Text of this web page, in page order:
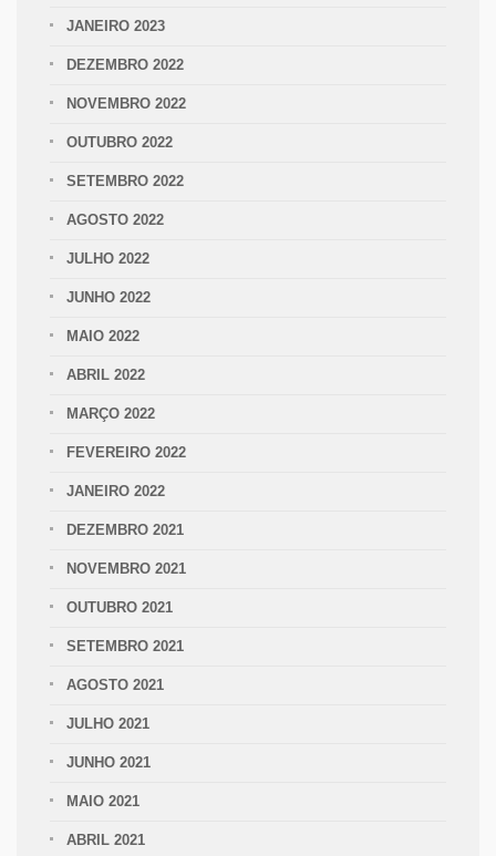
JANEIRO 2023
DEZEMBRO 2022
NOVEMBRO 2022
OUTUBRO 2022
SETEMBRO 2022
AGOSTO 2022
JULHO 2022
JUNHO 2022
MAIO 2022
ABRIL 2022
MARÇO 2022
FEVEREIRO 2022
JANEIRO 2022
DEZEMBRO 2021
NOVEMBRO 2021
OUTUBRO 2021
SETEMBRO 2021
AGOSTO 2021
JULHO 2021
JUNHO 2021
MAIO 2021
ABRIL 2021